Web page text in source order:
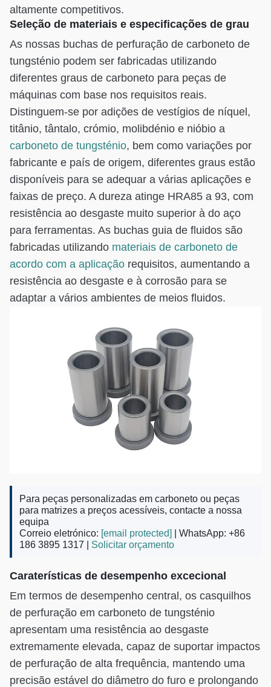
altamente competitivos.
Seleção de materiais e especificações de grau
As nossas buchas de perfuração de carboneto de
tungsténio podem ser fabricadas utilizando
diferentes graus de carboneto para peças de
máquinas com base nos requisitos reais.
Distinguem-se por adições de vestígios de níquel,
titânio, tântalo, crómio, molibdénio e nióbio a
carboneto de tungsténio, bem como variações por
fabricante e país de origem, diferentes graus estão
disponíveis para se adequar a várias aplicações e
faixas de preço. A dureza atinge HRA85 a 93, com
resistência ao desgaste muito superior à do aço
para ferramentas. As buchas guia de fluidos são
fabricadas utilizando materiais de carboneto de
acordo com a aplicação requisitos, aumentando a
resistência ao desgaste e à corrosão para se
adaptar a vários ambientes de meios fluidos.
Para peças personalizadas em carboneto ou peças
para matrizes a preços acessíveis, contacte a nossa
equipa
Correio eletrónico: [email protected]
| WhatsApp: +86
186 3895 1317 | Solicitar orçamento
Caraterísticas de desempenho excecional
Em termos de desempenho central, os casquilhos
de perfuração em carboneto de tungsténio
apresentam uma resistência ao desgaste
extremamente elevada, capaz de suportar impactos
de perfuração de alta frequência, mantendo uma
precisão estável do diâmetro do furo e prolongando